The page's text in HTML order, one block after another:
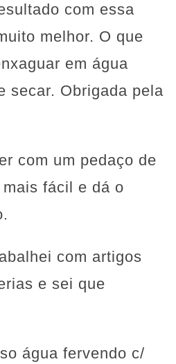
com essa
melhor. O que
em água
secar. Obrigada pela
com um pedaço de
fácil e dá o
com artigos
e sei que
água fervendo c/